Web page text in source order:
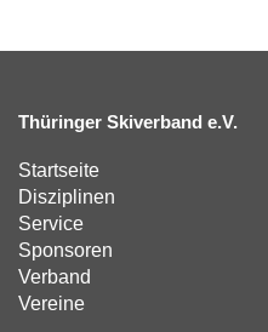
Thüringer Skiverband e.V.
Startseite
Disziplinen
Service
Sponsoren
Verband
Vereine